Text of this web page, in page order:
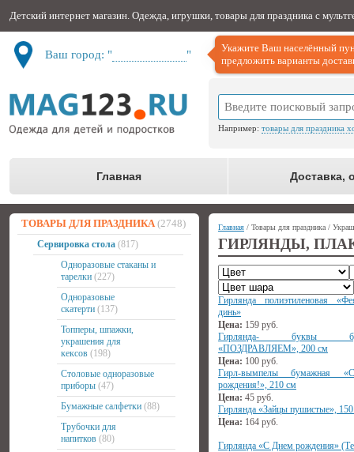
Детский интернет магазин. Одежда, игрушки, товары для праздника с
Ваш город: " "
Укажите Ваш населённый
предложить варианты
Например: товары для праздника
Главная Доставка,
ТОВАРЫ ДЛЯ ПРАЗДНИКА (2748)
Сервировка стола (817)
Одноразовые стаканы и
тарелки (227)
Одноразовые
скатерти (137)
Топперы, шпажки,
украшения для
кексов (198)
Столовые одноразовые
приборы (47)
Бумажные салфетки (88)
Трубочки для
напитков (80)
Главная / Товары для праздника /
ГИРЛЯНДЫ,
Гирлянда полиэтиленовая
динь»
Цена: 159 руб.
Гирлянда- буквы
«ПОЗДРАВЛЯЕМ», 200 см
Цена: 100 руб.
Гирл-вымпелы бумажная
рождения!», 210 см
Цена: 45 руб.
Гирлянда «Зайцы пушистые»,
Цена: 164 руб.
Гирлянда «С Днем рождения»